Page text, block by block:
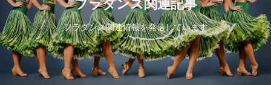
フラダンス関連記事
フラダンス関連情報を発信しています